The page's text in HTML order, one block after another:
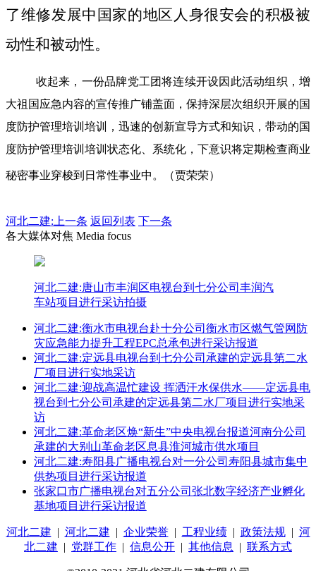
了维修发展中国家的地区人身很安会的积极被
动性和被动性。
收起来，一份品牌党工团将连续开设因此活动组织，增
大祖国应急内容的宣传推广铺盖面，保持深层次组织开展的国
度防护管理培训培训，迅速的创新宣导方式和知识，带动的国
度防护管理培训培训状态化、系统化，下意识将定期检查商业
秘密事业穿梭到日常性事业中。（贾荣荣）
河北二建: 上一条 返回列表 下一条
各大媒体对焦 Media focus
河北二建:唐山市丰润区电视台到七分公司丰润汽
车站项目进行采访拍摄
河北二建:衡水市电视台赴十分公司衡水市区燃气管网防
灾应急能力提升工程EPC总承包进行采访报道
河北二建:定远县电视台到七分公司承建的定远县第二水
厂项目进行实地采访
河北二建:迎战高温忙建设 挥洒汗水保供水——定远县电
视台到七分公司承建的定远县第二水厂项目进行实地采
访
河北二建:革命老区焕“新生”中央电视台报道河南分公司
承建的大别山革命老区息县淮河城市供水项目
河北二建:寿阳县广播电视台对一分公司寿阳县城市集中
供热项目进行采访报道
张家口市广播电视台对五分公司张北数字经济产业孵化
基地项目进行采访报道
河北二建 | 河北二建 | 企业荣誉| 工程业绩| 政策法规| 河
北二建 | 党群工作 | 信息公开 | 其他信息 | 联系方式